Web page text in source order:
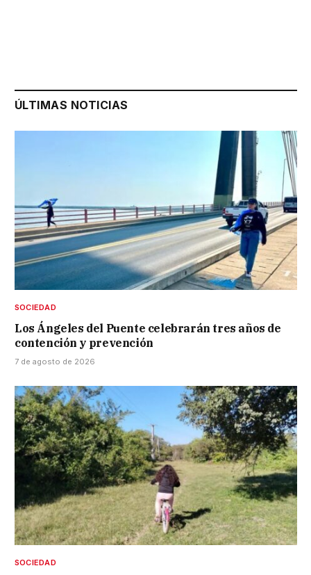
ÚLTIMAS NOTICIAS
SOCIEDAD
Los Ángeles del Puente celebrarán tres años de
contención y prevención
7 de agosto de 2026
SOCIEDAD